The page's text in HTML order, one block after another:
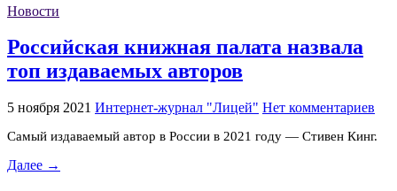
Новости
Российская книжная палата назвала
топ издаваемых авторов
5 ноября 2021 Интернет-журнал "Лицей" Нет комментариев
Самый издаваемый автор в России в 2021 году — Стивен Кинг.
Далее →